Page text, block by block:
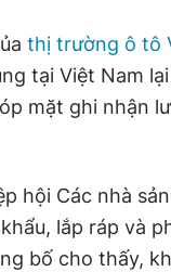
thị trường ô tô
tại Việt Nam
mặt ghi nhận
hội Các nhà
lắp ráp và
bố cho thấy,